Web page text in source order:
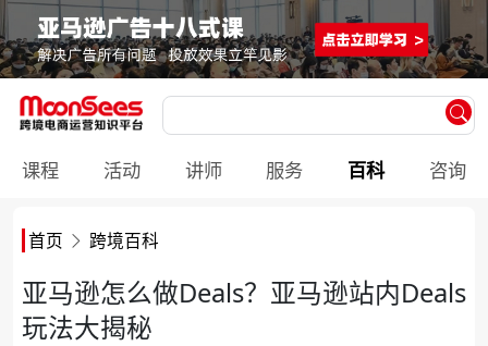
课程 活动 讲师 服务 百科 咨询
首页 跨境百科
亚马逊怎么做Deals？亚马逊站内Deals
玩法大揭秘